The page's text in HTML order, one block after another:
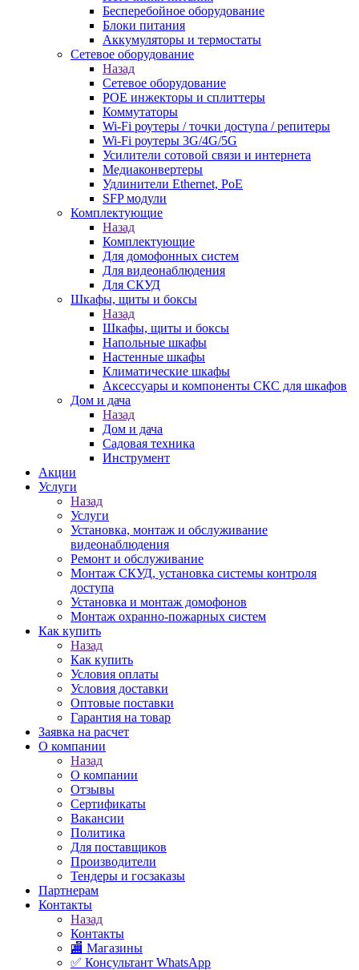
Бесперебойное оборудование
Блоки питания
Аккумуляторы и термостаты
Сетевое оборудование
Назад
Сетевое оборудование
POE инжекторы и сплиттеры
Коммутаторы
Wi-Fi роутеры / точки доступа / репитеры
Wi-Fi роутеры 3G/4G/5G
Усилители сотовой связи и интернета
Медиаконвертеры
Удлинители Ethernet, PoE
SFP модули
Комплектующие
Назад
Комплектующие
Для домофонных систем
Для видеонаблюдения
Для СКУД
Шкафы, щиты и боксы
Назад
Шкафы, щиты и боксы
Напольные шкафы
Настенные шкафы
Климатические шкафы
Аксессуары и компоненты СКС для шкафов
Дом и дача
Назад
Дом и дача
Садовая техника
Инструмент
Акции
Услуги
Назад
Услуги
Установка, монтаж и обслуживание
видеонаблюдения
Ремонт и обслуживание
Монтаж СКУД, установка системы контроля
доступа
Установка и монтаж домофонов
Монтаж охранно-пожарных систем
Как купить
Назад
Как купить
Условия оплаты
Условия доставки
Оптовые поставки
Гарантия на товар
Заявка на расчет
О компании
Назад
О компании
Отзывы
Сертификаты
Вакансии
Политика
Для поставщиков
Производители
Тендеры и госзаказы
Партнерам
Контакты
Назад
Контакты
🏬 Магазины
✅️ Консультант WhatsApp